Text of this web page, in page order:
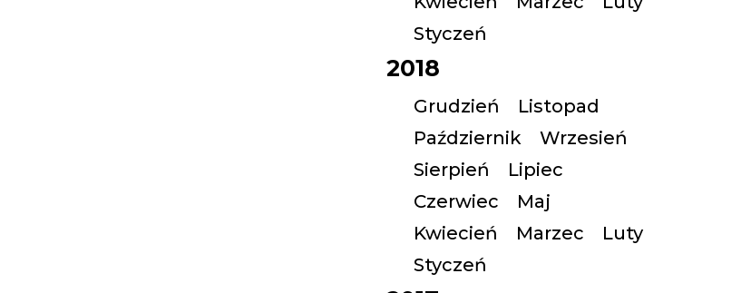
Styczeń
2018
Grudzień
Listopad
Październik
Wrzesień
Sierpień
Lipiec
Czerwiec
Maj
Kwiecień
Marzec
Luty
Styczeń